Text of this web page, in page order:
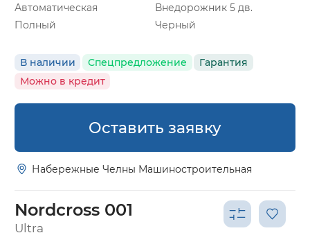
Автоматическая
Внедорожник 5 дв.
Полный
Черный
В наличии Спецпредложение
Гарантия
Можно в кредит
Оставить заявку
Набережные Челны Машиностроительная
Nordcross 001
Ultra